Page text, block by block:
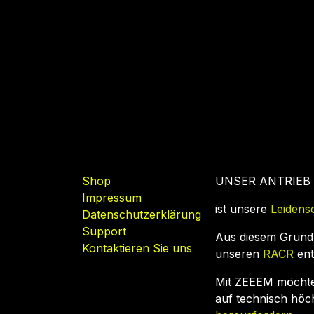
Shop
Impressum
Datenschutzerklärung
Support
Kontaktieren Sie uns
UNSER ANTRIEB
ist unsere
Aus diesem
unseren RACR
Mit ZEEEM
auf technisch